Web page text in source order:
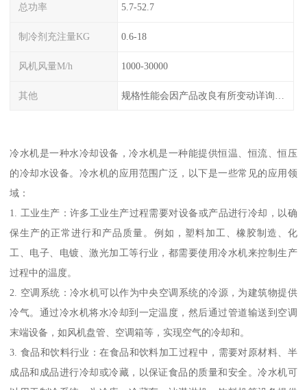
总功率 5.7-52.7
制冷剂充注量KG 0.6-18
风机风量M/h 1000-30000
其他
冷水机是一种水冷却设备，冷水机是一种能提供恒温、恒流、恒压
的冷却水设备。冷水机的应用范围广泛，以下是一些常见的应用领
域：
1. 工业生产：许多工业生产过程需要对设备或产品进行冷却，以确
保生产的正常进行和产品质量。例如，塑料加工、橡胶制造、化
工、电子、电镀、激光加工等行业，都需要使用冷水机来控制生产
过程中的温度。
2. 空调系统：冷水机可以作为中央空调系统的冷源，为建筑物提供
冷气。通过冷水机将水冷却到一定温度，然后通过管道输送到空调
末端设备，如风机盘管、空调箱等，实现空气的冷却和。
3. 食品和饮料行业：在食品和饮料加工过程中，需要对原材料、半
成品和成品进行冷却或冷藏，以保证食品的质量和安全。冷水机可